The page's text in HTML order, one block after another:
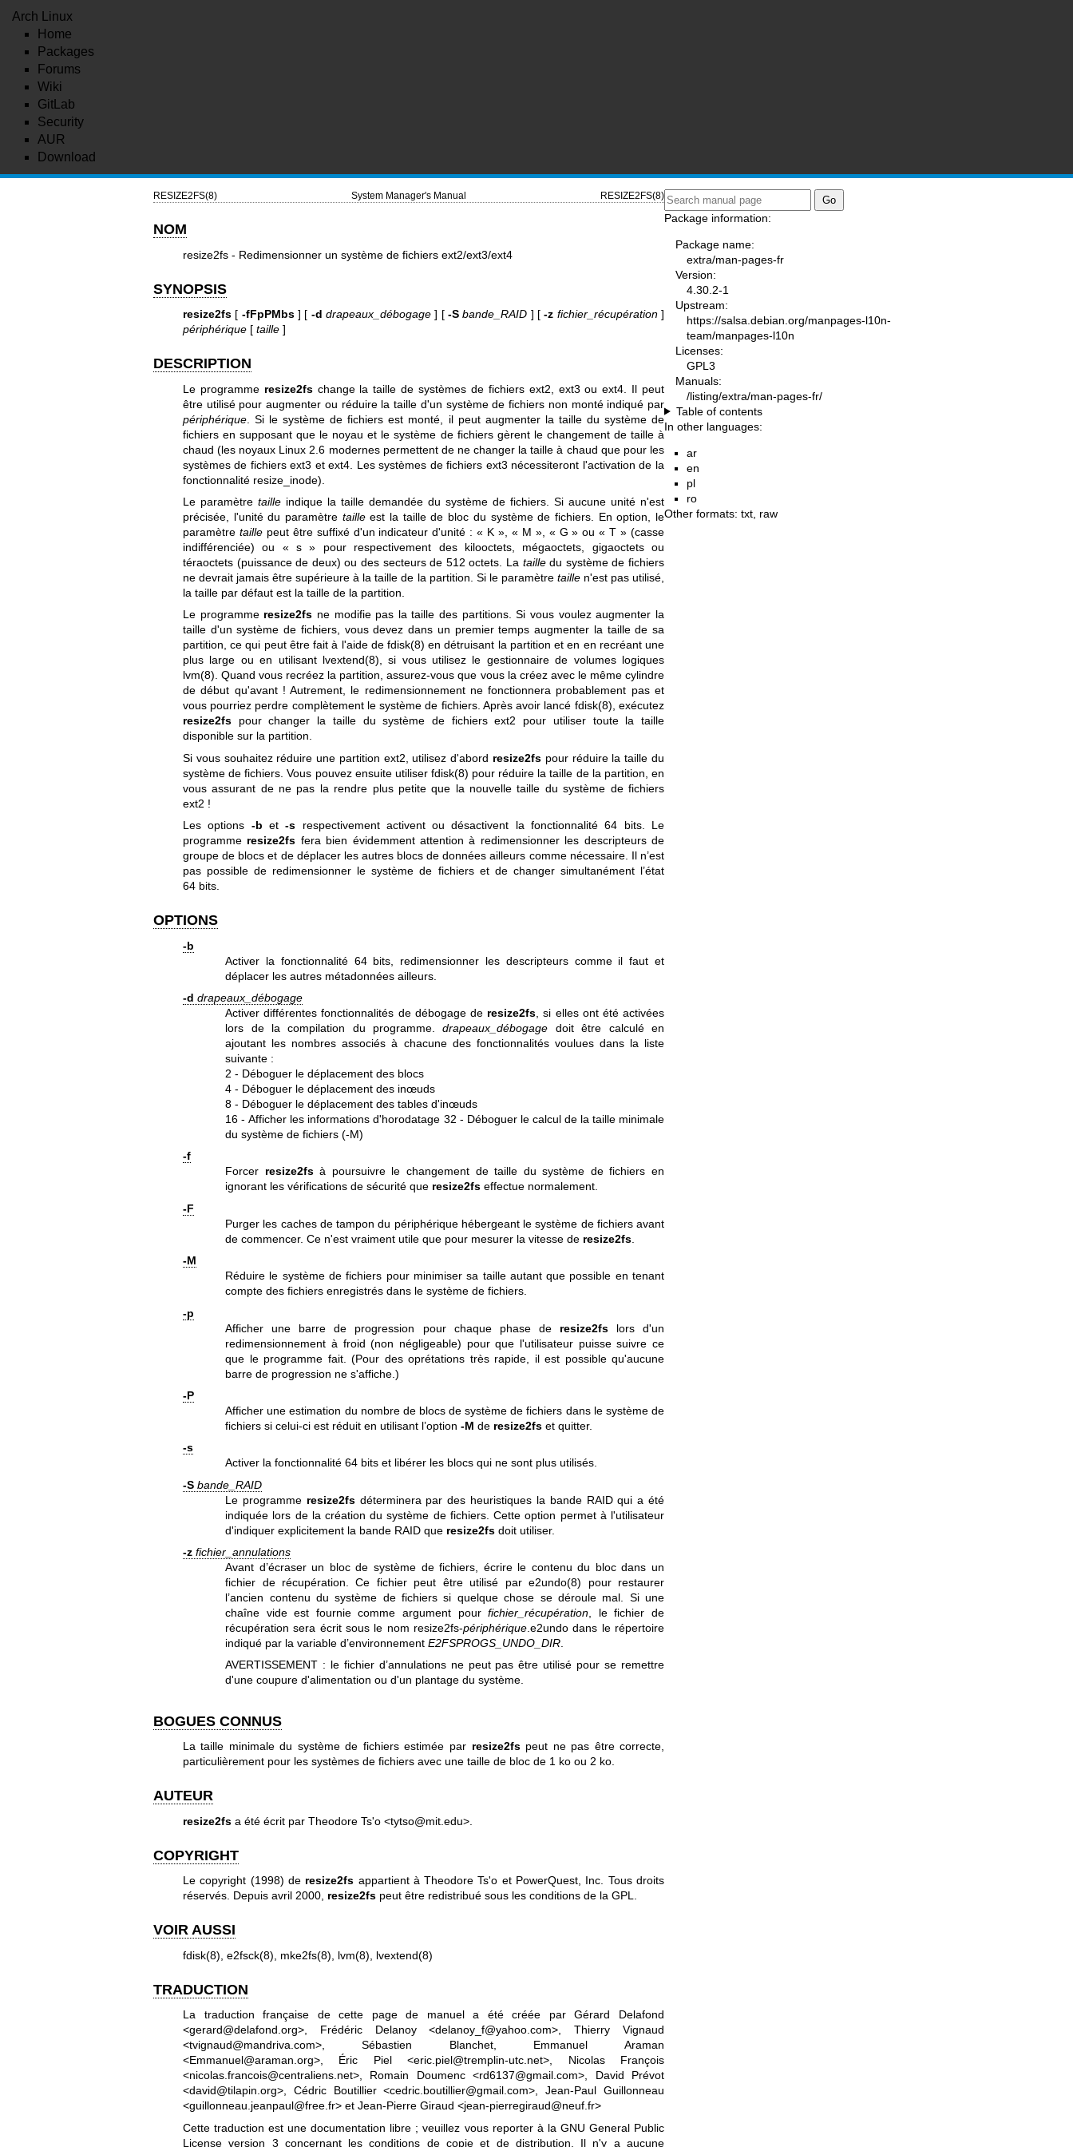
Arch Linux
Home
Packages
Forums
Wiki
GitLab
Security
AUR
Download
RESIZE2FS(8) System Manager's Manual RESIZE2FS(8)
NOM
resize2fs - Redimensionner un système de fichiers ext2/ext3/ext4
SYNOPSIS
resize2fs[ -fFpPMbs] [ -d drapeaux_débogage ] [-S bande_RAID ] [-z fichier_récupération]
périphérique[ taille]
DESCRIPTION
Le programme resize2fschange la taille de systèmes de fichiers ext2, ext3 ou ext4. Il peut
être utilisé pour augmenter ou réduire la taille d'un système de fichiers non monté indiqué par
périphérique. Si le système de fichiers est monté, il peut augmenter la taille du système de
fichiers en supposant que le noyau et le système de fichiers gèrent le changement de taille à
chaud (les noyaux Linux 2.6 modernes permettent de ne changer la taille à chaud que pour les
systèmes de fichiers ext3 et ext4. Les systèmes de fichiers ext3 nécessiteront l'activation de la
fonctionnalité resize_inode).
Le paramètre tailleindique la taille demandée du système de fichiers. Si aucune unité n'est
précisée, l'unité du paramètre tailleest la taille de bloc du système de fichiers. En option, le
paramètre taillepeut être suffixé d'un indicateur d'unité : « K », « M », « G » ou « T » (casse
indifférenciée) ou « s » pour respectivement des kilooctets, mégaoctets, gigaoctets ou
téraoctets (puissance de deux) ou des secteurs de 512 octets. La tailledu système de fichiers
ne devrait jamais être supérieure à la taille de la partition. Si le paramètre taillen'est pas utilisé,
la taille par défaut est la taille de la partition.
Le programme resize2fs ne modifie pas la taille des partitions. Si vous voulez augmenter la
taille d'un système de fichiers, vous devez dans un premier temps augmenter la taille de sa
partition, ce qui peut être fait à l'aide de fdisk(8) en détruisant la partition et en en recréant une
plus large ou en utilisant lvextend(8), si vous utilisez le gestionnaire de volumes logiques
lvm(8). Quand vous recréez la partition, assurez-vous que vous la créez avec le même cylindre
de début qu'avant ! Autrement, le redimensionnement ne fonctionnera probablement pas et
vous pourriez perdre complètement le système de fichiers. Après avoir lancé fdisk(8), exécutez
resize2fspour changer la taille du système de fichiers ext2 pour utiliser toute la taille
disponible sur la partition.
Si vous souhaitez réduire une partition ext2, utilisez d'abord resize2fs pour réduire la taille du
système de fichiers. Vous pouvez ensuite utiliser fdisk(8) pour réduire la taille de la partition, en
vous assurant de ne pas la rendre plus petite que la nouvelle taille du système de fichiers
ext2 !
Les options -b et-s respectivement activent ou désactivent la fonctionnalité 64 bits. Le
programme resize2fs fera bien évidemment attention à redimensionner les descripteurs de
groupe de blocs et de déplacer les autres blocs de données ailleurs comme nécessaire. Il n’est
pas possible de redimensionner le système de fichiers et de changer simultanément l’état
64 bits.
OPTIONS
-b
Activer la fonctionnalité 64 bits, redimensionner les descripteurs comme il faut et
déplacer les autres métadonnées ailleurs.
-d drapeaux_débogage
Activer différentes fonctionnalités de débogage de resize2fs , si elles ont été activées
lors de la compilation du programme.drapeaux_débogage doit être calculé en
ajoutant les nombres associés à chacune des fonctionnalités voulues dans la liste
suivante :
2 - Déboguer le déplacement des blocs
4 - Déboguer le déplacement des inœuds
8 - Déboguer le déplacement des tables d'inœuds
16 - Afficher les informations d'horodatage 32 - Déboguer le calcul de la taille minimale
du système de fichiers (-M)
-f
Forcer resize2fsà poursuivre le changement de taille du système de fichiers en
ignorant les vérifications de sécurité que resize2fs effectue normalement.
-F
Purger les caches de tampon du périphérique hébergeant le système de fichiers avant
de commencer. Ce n'est vraiment utile que pour mesurer la vitesse de resize2fs
-M
Réduire le système de fichiers pour minimiser sa taille autant que possible en tenant
compte des fichiers enregistrés dans le système de fichiers.
-p
Afficher une barre de progression pour chaque phase de resize2fslors d'un
redimensionnement à froid (non négligeable) pour que l'utilisateur puisse suivre ce
que le programme fait. (Pour des oprétations très rapide, il est possible qu'aucune
barre de progression ne s'affiche.)
-P
Afficher une estimation du nombre de blocs de système de fichiers dans le système de
fichiers si celui-ci est réduit en utilisant l’option-M de resize2fs et quitter.
-s
Activer la fonctionnalité 64 bits et libérer les blocs qui ne sont plus utilisés.
-S bande_RAID
Le programme resize2fsdéterminera par des heuristiques la bande RAID qui a été
indiquée lors de la création du système de fichiers. Cette option permet à l'utilisateur
d'indiquer explicitement la bande RAID que resize2fs doit utiliser.
-z fichier_annulations
Avant d’écraser un bloc de système de fichiers, écrire le contenu du bloc dans un
fichier de récupération. Ce fichier peut être utilisé pare2undo(8) pour restaurer
l’ancien contenu du système de fichiers si quelque chose se déroule mal. Si une
chaîne vide est fournie comme argument pourfichier_récupération , le fichier de
récupération sera écrit sous le nom resize2fs-périphérique .e2undo dans le répertoire
indiqué par la variable d’environnementE2FSPROGS_UNDO_DIR
AVERTISSEMENT : le fichier d’annulations ne peut pas être utilisé pour se remettre
d'une coupure d'alimentation ou d'un plantage du système.
BOGUES CONNUS
La taille minimale du système de fichiers estimée par resize2fspeut ne pas être correcte,
particulièrement pour les systèmes de fichiers avec une taille de bloc de 1 ko ou 2 ko.
AUTEUR
resize2fsa été écrit par Theodore Ts'o <tytso@mit.edu>.
COPYRIGHT
Le copyright (1998) de resize2fs appartient à Theodore Ts'o et PowerQuest, Inc. Tous droits
réservés. Depuis avril 2000, resize2fspeut être redistribué sous les conditions de la GPL.
VOIR AUSSI
fdisk(8) e2fsck(8) mke2fs(8) lvm(8) lvextend(8)
TRADUCTION
La traduction française de cette page de manuel a été créée par Gérard Delafond
<gerard@delafond.org>, Frédéric Delanoy <delanoy_f@yahoo.com>, Thierry Vignaud
<tvignaud@mandriva.com>, Sébastien Blanchet, Emmanuel Araman
<Emmanuel@araman.org>, Éric Piel <eric.piel@tremplin-utc.net>, Nicolas François
<nicolas.francois@centraliens.net>, Romain Doumenc <rd6137@gmail.com>, David Prévot
<david@tilapin.org>, Cédric Boutillier <cedric.boutillier@gmail.com>, Jean-Paul Guillonneau
<guillonneau.jeanpaul@free.fr> et Jean-Pierre Giraud <jean-pierregiraud@neuf.fr>
Cette traduction est une documentation libre ; veuillez vous reporter à la GNU General Public
License version 3 concernant les conditions de copie et de distribution. Il n'y a aucune
Package information:
Package name:
extra/man-pages-fr
Version:
4.30.2-1
Upstream:
https://salsa.debian.org/manpages-l10n-
team/manpages-l10n
Licenses:
GPL3
Manuals:
/listing/extra/man-pages-fr/
Table of contents
In other languages:
ar
en
pl
ro
Other formats: txt raw